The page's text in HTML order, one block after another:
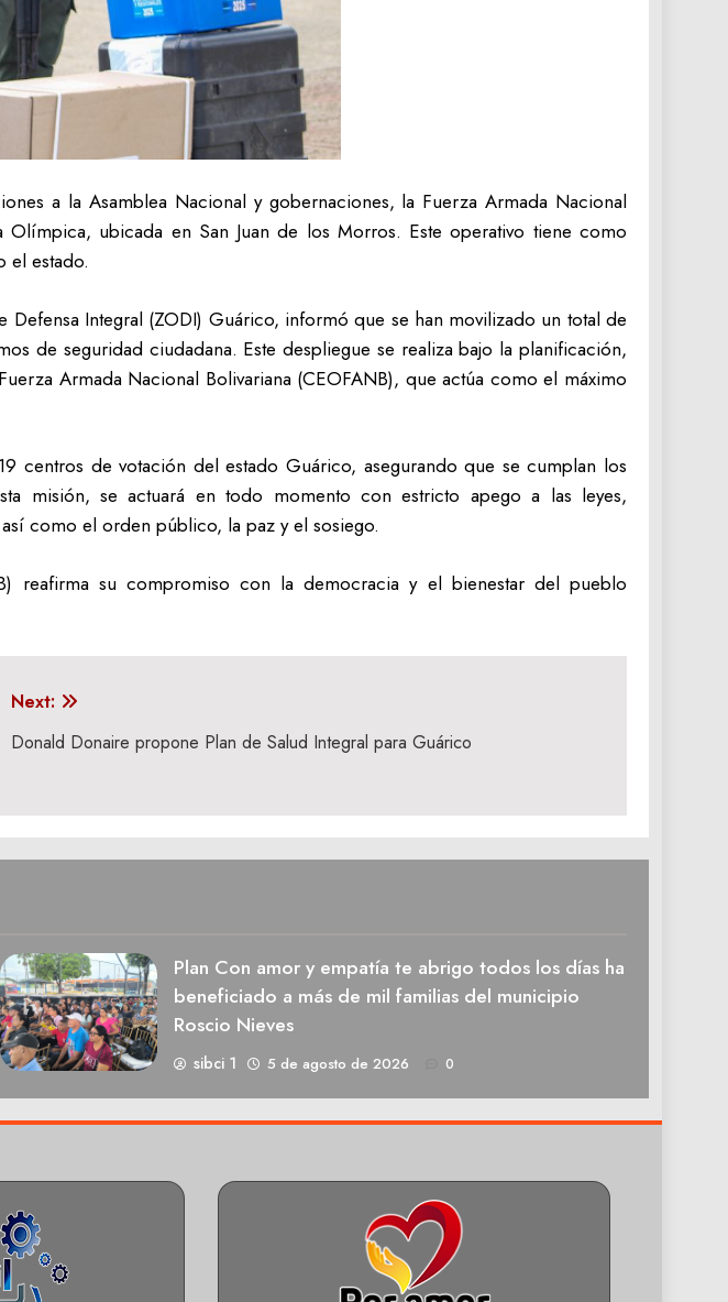
a la Asamblea Nacional y gobernaciones, la Fuerza Armada Nacional
ubicada en San Juan de los Morros. Este operativo tiene como
el estado.
Integral (ZODI) Guárico, informó que se han movilizado un total de
de seguridad ciudadana. Este despliegue se realiza bajo la planificación,
Armada Nacional Bolivariana (CEOFANB), que actúa como el máximo
centros de votación del estado Guárico, asegurando que se cumplan los
misión, se actuará en todo momento con estricto apego a las leyes,
como el orden público, la paz y el sosiego.
reafirma su compromiso con la democracia y el bienestar del pueblo
Next:
Donald Donaire propone Plan de Salud Integral para Guárico
Plan Con amor y empatía te abrigo todos los días ha
beneficiado a más de mil familias del municipio
Roscio Nieves
sibci 1 5 de agosto de 2026 0